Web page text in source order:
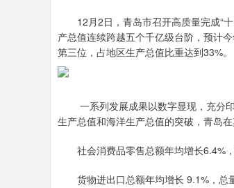
12月2日，青岛市召开高质量完成“十
产总值连续跨越五个千亿级台阶，预计
第三位，占地区生产总值比重达到33%。
一系列发展成果以数字显现，充分印
生产总值和海洋生产总值的突破，青岛
社会消费品零售总额年均增长6.4%，
货物进出口总额年均增长 9.1%，总